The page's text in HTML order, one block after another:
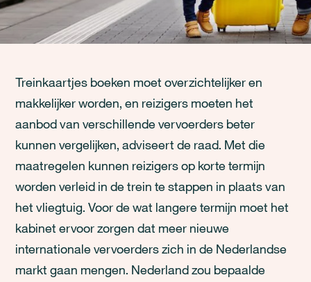
Treinkaartjes boeken moet overzichtelijker en
makkelijker worden, en reizigers moeten het
aanbod van verschillende vervoerders beter
kunnen vergelijken, adviseert de raad. Met die
maatregelen kunnen reizigers op korte termijn
worden verleid in de trein te stappen in plaats van
het vliegtuig. Voor de wat langere termijn moet het
kabinet ervoor zorgen dat meer nieuwe
internationale vervoerders zich in de Nederlandse
markt gaan mengen. Nederland zou bepaalde